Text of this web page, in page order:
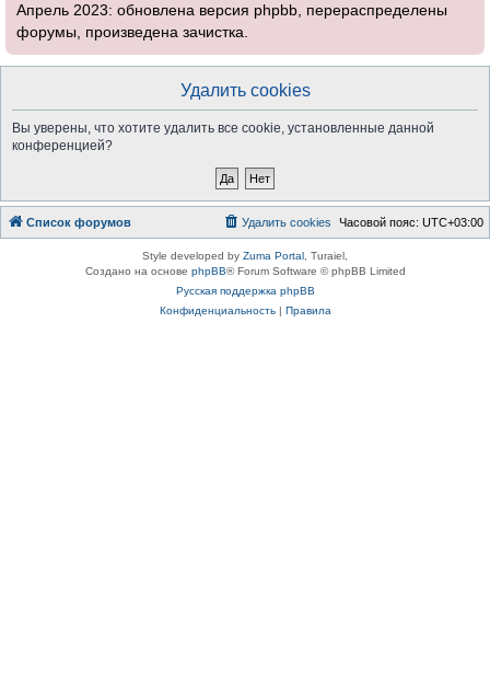
Апрель 2023: обновлена версия phpbb, перераспределены
форумы, произведена зачистка.
Удалить cookies
Вы уверены, что хотите удалить все cookie, установленные данной
конференцией?
Список форумов Часовой пояс: UTC+03:00
Удалить cookies
Style developed by Zuma Portal , Turaiel,
Создано на основе phpBB® Forum Software © phpBB Limited
Русская поддержка phpBB
Конфиденциальность| Правила